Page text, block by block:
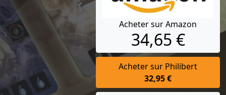
Acheter sur Amazon
34,65 €
Acheter sur Philibert
32,95 €